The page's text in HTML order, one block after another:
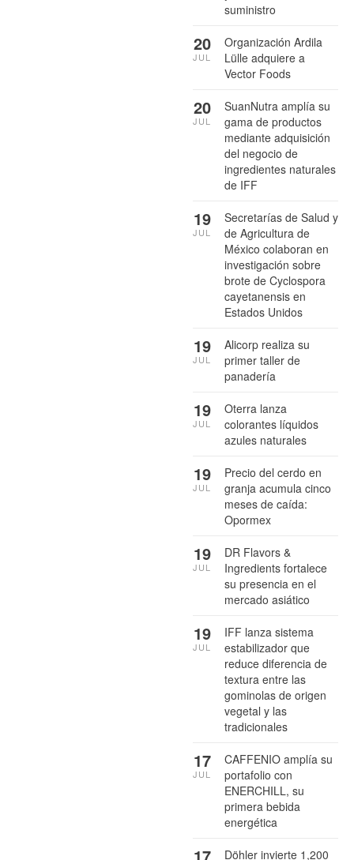
suministro
Organización Ardila
Lülle adquiere a
Vector Foods
20
JUL
SuanNutra amplía su
gama de productos
mediante adquisición
del negocio de
ingredientes naturales
de IFF
20
JUL
Secretarías de Salud y
de Agricultura de
México colaboran en
investigación sobre
brote de Cyclospora
cayetanensis en
Estados Unidos
19
JUL
Alicorp realiza su
primer taller de
panadería
19
JUL
Oterra lanza
colorantes líquidos
azules naturales
19
JUL
Precio del cerdo en
granja acumula cinco
meses de caída:
Opormex
19
JUL
DR Flavors &
Ingredients fortalece
su presencia en el
mercado asiático
19
JUL
IFF lanza sistema
estabilizador que
reduce diferencia de
textura entre las
gominolas de origen
vegetal y las
tradicionales
19
JUL
CAFFENIO amplía su
portafolio con
ENERCHILL, su
primera bebida
energética
17
JUL
Döhler invierte 1,200